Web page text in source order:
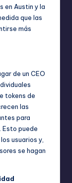
en Austin y la
que las
más
de un CEO
tokens de
las
para
Esto puede
usuarios y,
se hagan